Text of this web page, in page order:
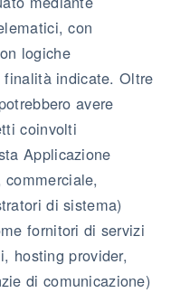
con
logiche
indicate. Oltre
avere
coinvolti
Applicazione
di sistema)
fornitori di servizi
hosting provider,
di comunicazione)